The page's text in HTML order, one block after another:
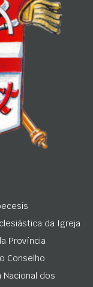
da Igreja
Província
Conselho
Nacional dos